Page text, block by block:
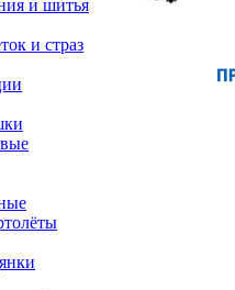
и шитья
и страз